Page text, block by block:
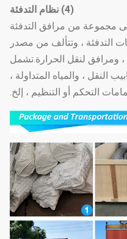
(4) نظام التدفئة
مجموعة من مرافق التدفئة
التدفئة ، وتتألف من مصدر
ومرافق لنقل الحرارة.تشمل
النقل ، والمياه المتداولة ،
التحكم أو التنظيم ، إلخ.